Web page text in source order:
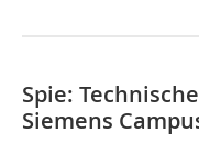
Spie:
Siemens